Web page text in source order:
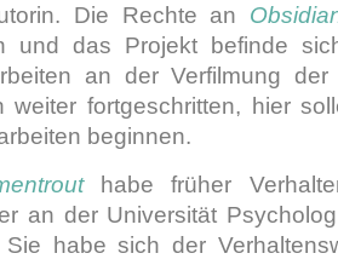
Die Rechte an
und das Projekt befinde
an der Verfilmung
weiter fortgeschritten, hier
beginnen.
habe früher
an der Universität
habe sich der